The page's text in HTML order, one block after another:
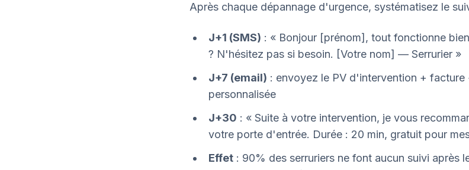
Après chaque dépannage d'urgence, systématisez le
J+1 (SMS) : « Bonjour [prénom], tout fonctionne
? N'hésitez pas si besoin. [Votre nom] — Serrurier »
J+7 (email) : envoyez le PV d'intervention +
personnalisée
J+30 : « Suite à votre intervention, je vous
votre porte d'entrée. Durée : 20 min, gratuit pour
Effet : 90% des serruriers ne font aucun suivi après